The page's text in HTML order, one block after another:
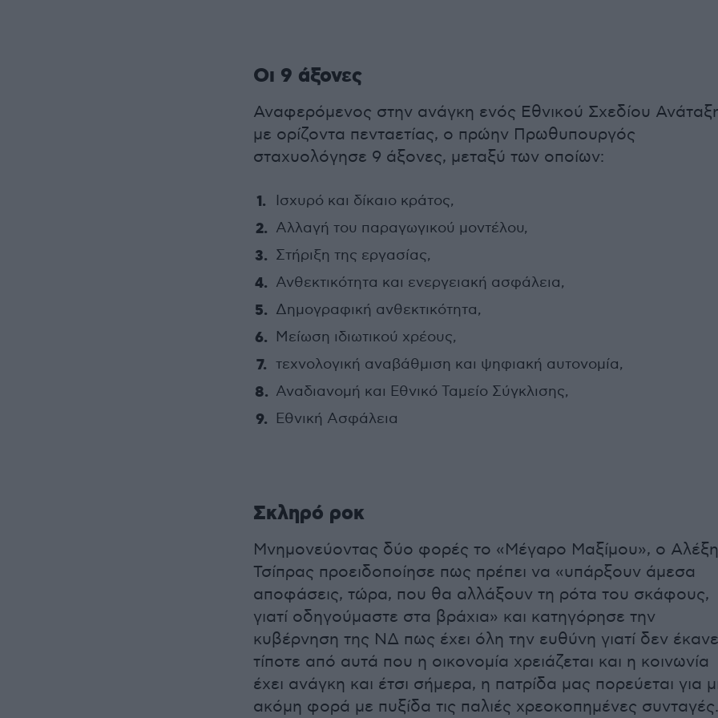
Οι 9 άξονες
Αναφερόμενος στην ανάγκη ενός Εθνικού Σχεδίου
με ορίζοντα πενταετίας, ο πρώην Πρωθυπουργός
σταχυολόγησε 9 άξονες, μεταξύ των οποίων:
Ισχυρό και δίκαιο κράτος,
Αλλαγή του παραγωγικού μοντέλου,
Στήριξη της εργασίας,
Ανθεκτικότητα και ενεργειακή ασφάλεια,
Δημογραφική ανθεκτικότητα,
Μείωση ιδιωτικού χρέους,
τεχνολογική αναβάθμιση και ψηφιακή αυτονομία,
Αναδιανομή και Εθνικό Ταμείο Σύγκλισης,
Εθνική Ασφάλεια
Σκληρό ροκ
Μνημονεύοντας δύο φορές το «Μέγαρο Μαξίμου», ο
Τσίπρας προειδοποίησε πως πρέπει να «υπάρξουν άμεσα
αποφάσεις, τώρα, που θα αλλάξουν τη ρότα του σκάφους,
γιατί οδηγούμαστε στα βράχια» και κατηγόρησε την
κυβέρνηση της ΝΔ πως έχει όλη την ευθύνη γιατί δεν έκανε
τίποτε από αυτά που η οικονομία χρειάζεται και η κοινωνία
έχει ανάγκη και έτσι σήμερα, η πατρίδα μας πορεύεται για
ακόμη φορά με πυξίδα τις παλιές χρεοκοπημένες συνταγές.